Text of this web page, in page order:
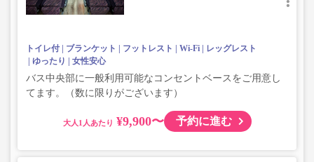
トイレ付 ブランケット フットレスト Wi-Fi
レッグレスト
ゆったり
女性安心
バス中央部に一般利用可能なコンセントベースをご用意し
てます。（数に限りがございます）
大人 ¥9,900〜 予約に進む